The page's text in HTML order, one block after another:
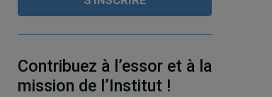
Contribuez à l’essor et à la
mission de l’Institut !